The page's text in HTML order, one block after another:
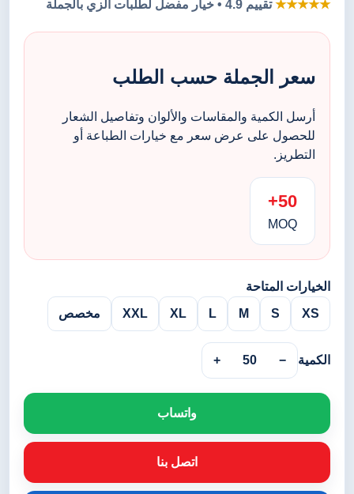
★★★★★تقييم 4.9 • خيار مفضل لطلبات الزي بالجملة
سعر الجملة حسب الطلب
أرسل الكمية والمقاسات والألوان وتفاصيل الشعار
للحصول على عرض سعر مع خيارات الطباعة أو
التطريز.
50+
MOQ
الخيارات المتاحة
XS
S
M
L
XL
XXL مخصص
الكمية −
50
+
واتساب
اتصل بنا